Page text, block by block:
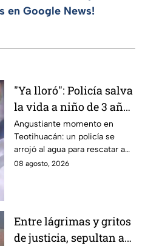
en Google News!
"Ya lloró": Policía salva
la vida a niño de 3 años
que cayó a un lago en
Teotihuacán; aplicó
RCP (VIDEO)
Angustiante momento en
Teotihuacán: un policía se
arrojó al agua para rescatar a
un pequeño que no respiraba y
08 agosto, 2026
Entre lágrimas y gritos
de justicia, sepultan a